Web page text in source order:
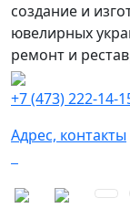
создание и
ювелирных
ремонт и
+7 (473) 222-14-
Адрес, контакты